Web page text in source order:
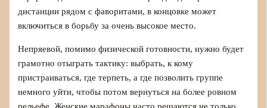
дистанции рядом с фаворитами, в концовке может
включиться в борьбу за очень высокое место.
Непряевой, помимо физической готовности, нужно будет
грамотно отыграть тактику: выбрать, к кому
пристраиваться, где терпеть, а где позволить группе
немного уйти, чтобы потом вернуться на более ровном